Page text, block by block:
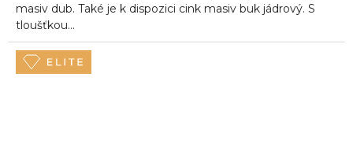
masiv dub. Také je k dispozici cink masiv buk jádrový. S
tloušťkou...